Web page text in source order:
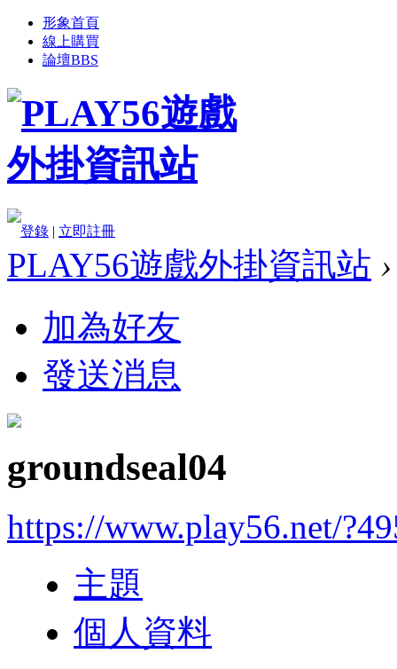
形象首頁
線上購買
論壇BBS
登錄 | 立即註冊
PLAY56遊戲外掛資訊站 ›
加為好友
發送消息
groundseal04
https://www.play56.net/
主題
個人資料